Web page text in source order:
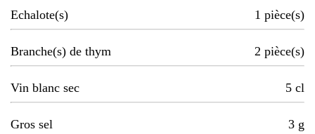
Echalote(s) 1 pièce(s)
Branche(s) de thym 2 pièce(s)
Vin blanc sec 5 cl
Gros sel 3 g